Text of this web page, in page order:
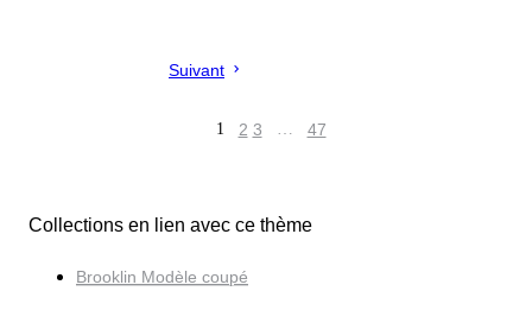
Suivant
1 2 3 … 47
Collections en lien avec ce thème
Brooklin Modèle coupé